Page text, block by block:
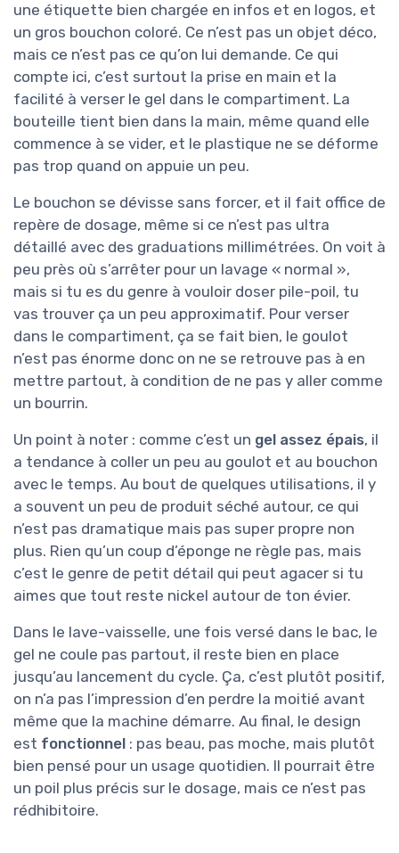
une étiquette bien chargée en infos et en logos, et
un gros bouchon coloré. Ce n’est pas un objet déco,
mais ce n’est pas ce qu’on lui demande. Ce qui
compte ici, c’est surtout la prise en main et la
facilité à verser le gel dans le compartiment. La
bouteille tient bien dans la main, même quand elle
commence à se vider, et le plastique ne se déforme
pas trop quand on appuie un peu.
Le bouchon se dévisse sans forcer, et il fait office de
repère de dosage, même si ce n’est pas ultra
détaillé avec des graduations millimétrées. On voit à
peu près où s’arrêter pour un lavage « normal »,
mais si tu es du genre à vouloir doser pile-poil, tu
vas trouver ça un peu approximatif. Pour verser
dans le compartiment, ça se fait bien, le goulot
n’est pas énorme donc on ne se retrouve pas à en
mettre partout, à condition de ne pas y aller comme
un bourrin.
Un point à noter : comme c’est un gel assez épais, il
a tendance à coller un peu au goulot et au bouchon
avec le temps. Au bout de quelques utilisations, il y
a souvent un peu de produit séché autour, ce qui
n’est pas dramatique mais pas super propre non
plus. Rien qu’un coup d’éponge ne règle pas, mais
c’est le genre de petit détail qui peut agacer si tu
aimes que tout reste nickel autour de ton évier.
Dans le lave-vaisselle, une fois versé dans le bac, le
gel ne coule pas partout, il reste bien en place
jusqu’au lancement du cycle. Ça, c’est plutôt positif,
on n’a pas l’impression d’en perdre la moitié avant
même que la machine démarre. Au final, le design
est fonctionnel : pas beau, pas moche, mais plutôt
bien pensé pour un usage quotidien. Il pourrait être
un poil plus précis sur le dosage, mais ce n’est pas
rédhibitoire.